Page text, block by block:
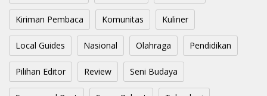
Kiriman Pembaca Komunitas Kuliner
Local Guides Nasional Olahraga Pendidikan
Pilihan Editor Review Seni Budaya